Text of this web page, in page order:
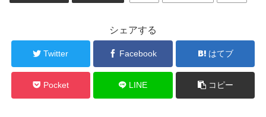
シェアする
Twitter Facebook はてブ
Pocket LINE コピー